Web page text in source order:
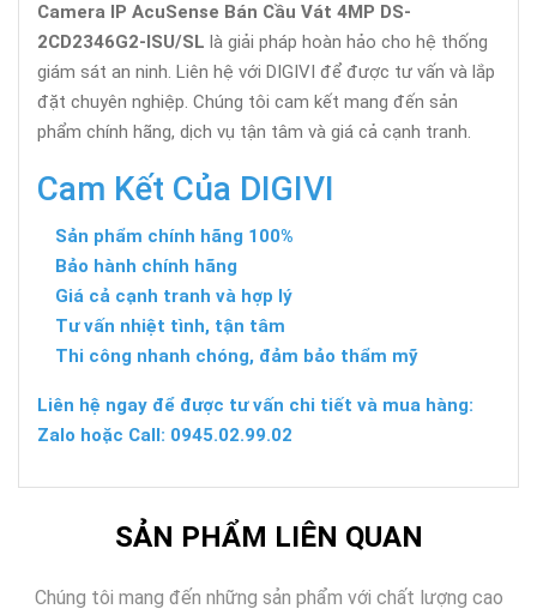
Camera IP AcuSense Bán Cầu Vát 4MP DS-
2CD2346G2-ISU/SL là giải pháp hoàn hảo cho hệ thống
giám sát an ninh. Liên hệ với DIGIVI để được tư vấn và lắp
đặt chuyên nghiệp. Chúng tôi cam kết mang đến sản
phẩm chính hãng, dịch vụ tận tâm và giá cả cạnh tranh.
Cam Kết Của DIGIVI
Sản phẩm chính hãng 100%
Bảo hành chính hãng
Giá cả cạnh tranh và hợp lý
Tư vấn nhiệt tình, tận tâm
Thi công nhanh chóng, đảm bảo thẩm mỹ
Liên hệ ngay để được tư vấn chi tiết và mua hàng:
Zalo hoặc Call: 0945.02.99.02
SẢN PHẨM LIÊN QUAN
Chúng tôi mang đến những sản phẩm với chất lượng cao